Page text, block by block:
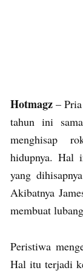
Hotmagz –
tahun ini
menghisap
hidupnya. Hal
yang
Akibatnya
membuat
Peristiwa
Hal itu terjadi